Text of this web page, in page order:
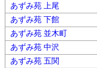
あずみ苑 上尾
あずみ苑 下館
あずみ苑 並木町
あずみ苑 中沢
あずみ苑 五関